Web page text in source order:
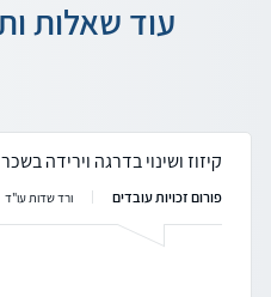
עוד שאלות
קיזוז ושינוי בדרגה וירידה
פורום זכויות עובדים ורד שדות עו"ד